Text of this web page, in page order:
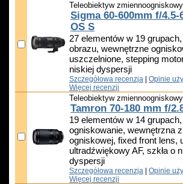
Teleobiektyw zmiennoogniskowy
Sigma 60-600mm f/4.5-
OS S
27 elementów w 19
obrazu, wewnętrzne
uszczelnione, stepping
niskiej dyspersji
Szczegółowa recenzja Opinie
Więcej recenzji
Teleobiektyw zmiennoogniskowy
Tamron 70-180 mm f/
19 elementów w 14
ogniskowanie, wewnętrzna
ogniskowej, fixed front lens,
ultradźwiękowy AF, szkła o
dyspersji
Szczegółowa recenzja Opinie
Więcej recenzji